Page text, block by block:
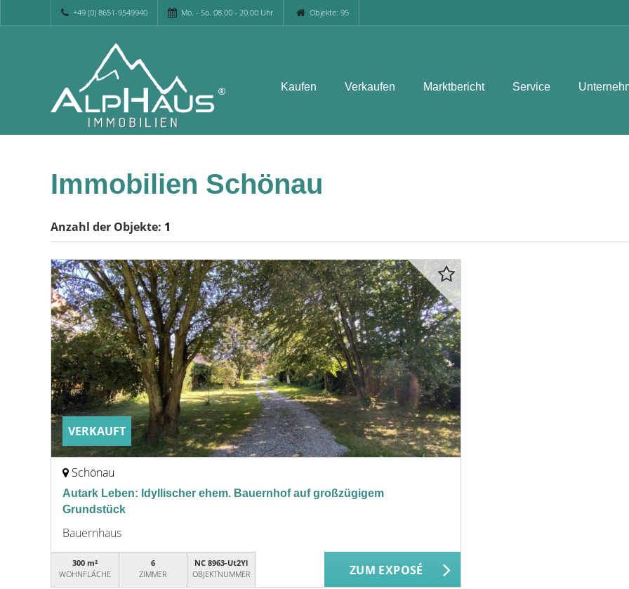
+49 (0) 8651-9549940 Mo. - So. 08.00 - 20.00 Uhr Objekte: 95
Kaufen Verkaufen Marktbericht Service
Immobilien Schönau
Anzahl der Objekte: 1
VERKAUFT
Schönau
Autark Leben: Idyllischer ehem. Bauernhof auf großzügigem
Grundstück
Bauernhaus
300 m²
WOHNFLÄCHE
6
ZIMMER
NC 8963-Ut2Yl
OBJEKTNUMMER
ZUM EXPOSÉ